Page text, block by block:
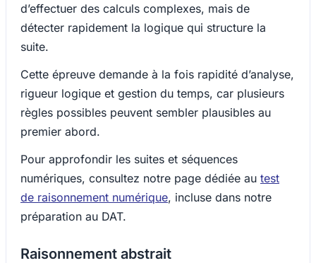
d’effectuer des calculs complexes, mais de
détecter rapidement la logique qui structure la
suite.
Cette épreuve demande à la fois rapidité d’analyse,
rigueur logique et gestion du temps, car plusieurs
règles possibles peuvent sembler plausibles au
premier abord.
Pour approfondir les suites et séquences
numériques, consultez notre page dédiée au test
de raisonnement numérique, incluse dans notre
préparation au DAT.
Raisonnement abstrait